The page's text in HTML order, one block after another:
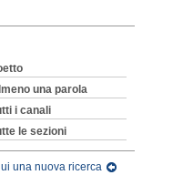
una parola
i canali
le sezioni
una nuova ricerca